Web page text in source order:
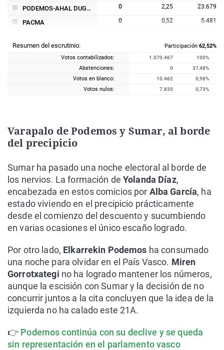
PODEMOS-AHAL DUGU - ALIANZA VERD 0 2,25 23.679
PACMA 0 0,52 5.481
0,15 1.628
0,06 660
0,04 471
Resumen del escrutinio: Participación 62,52%
Votos contabilizados:
1.070.467 100%
Abstenciones: 0 37,48%
Votos en blanco: 10.462 0,98%
Votos nulos: 7.835 0,73%
Varapalo de Podemos y Sumar, al borde
del precipicio
Sumar ha pasado una noche electoral al borde de
los nervios. La formación deYolanda Díaz,
encabezada en estos comicios por Alba García, ha
estado viviendo en el precipicio prácticamente
desde el comienzo del descuento y sucumbiendo
en varias ocasiones el único escaño logrado.
Por otro lado, Elkarrekin Podemos ha consumado
una noche para olvidar en el País Vasco. Miren
Gorrotxategi no ha logrado mantener los números,
aunque la escisión con Sumar y la decisión de no
concurrir juntos a la cita concluyen que la idea de la
izquierda no ha calado este 21A.
👉 Podemos continúa con su declive y se queda
sin representación en el parlamento vasco